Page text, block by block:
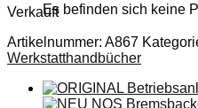
Es befinden sich keine
Verkauft
Artikelnummer: A867
Werkstatthandbücher